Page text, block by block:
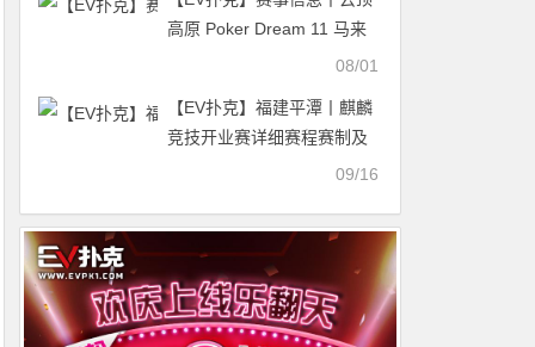
高原 Poker Dream 11 马来
西亚站的精彩活动（8月108/01
【EV扑克】福建平潭丨麒麟
竞技开业赛详细赛程赛制及
旅游攻略（9月22日-26日）
09/16